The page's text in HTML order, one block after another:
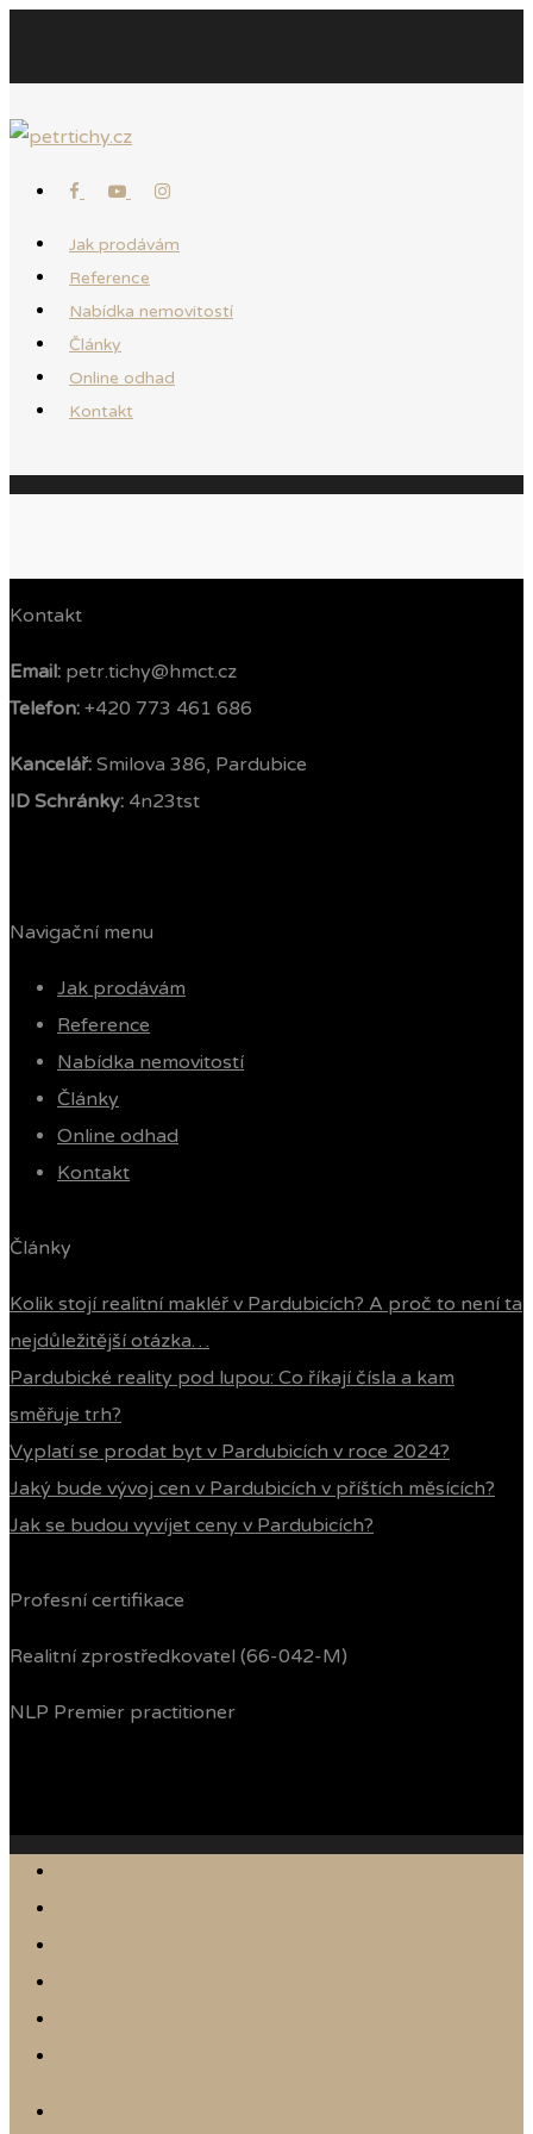
Jak prodávám
Reference
Nabídka nemovitostí
Články
Online odhad
Kontakt
Kontakt
Email: petr.tichy@hmct.cz
Telefon: ‭ +420 773 461 686‬
Kancelář: Smilova 386, Pardubice
ID Schránky: 4n23tst
Navigační menu
Jak prodávám
Reference
Nabídka nemovitostí
Články
Online odhad
Kontakt
Články
Kolik stojí realitní makléř v Pardubicích? A proč to není ta
nejdůležitější otázka…
Pardubické reality pod lupou: Co říkají čísla a kam
směřuje trh?
Vyplatí se prodat byt v Pardubicích v roce 2024?
Jaký bude vývoj cen v Pardubicích v příštích měsících?
Jak se budou vyvíjet ceny v Pardubicích?
Profesní certifikace
Realitní zprostředkovatel (66-042-M)
NLP Premier practitioner